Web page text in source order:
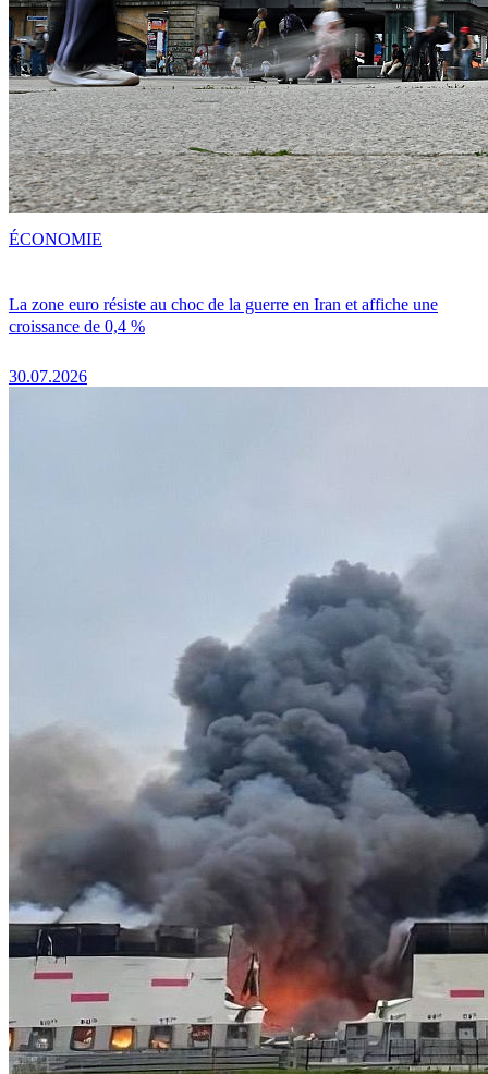
La zone euro résiste au choc de la guerre en Iran et affiche une
croissance de 0,4 %
30.07.2026
ÉCONOMIE